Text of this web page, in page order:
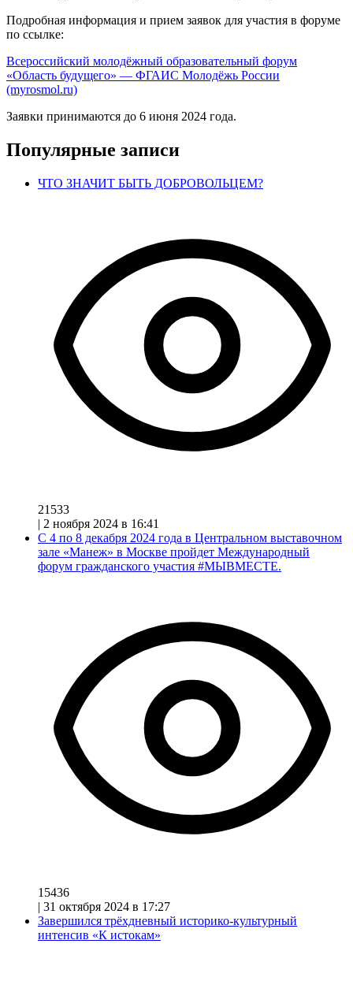
Подробная информация и прием заявок для участия в форуме
по ссылке:
Всероссийский молодёжный образовательный форум
«Область будущего» — ФГАИС Молодёжь России
(myrosmol.ru)
Заявки принимаются до 6 июня 2024 года.
Популярные записи
ЧТО ЗНАЧИТ БЫТЬ ДОБРОВОЛЬЦЕМ?
21533
| 2 ноября 2024 в 16:41
С 4 по 8 декабря 2024 года в Центральном выставочном
зале «Манеж» в Москве пройдет Международный
форум гражданского участия #МЫВМЕСТЕ.
15436
| 31 октября 2024 в 17:27
Завершился трёхдневный историко-культурный
интенсив «К истокам»